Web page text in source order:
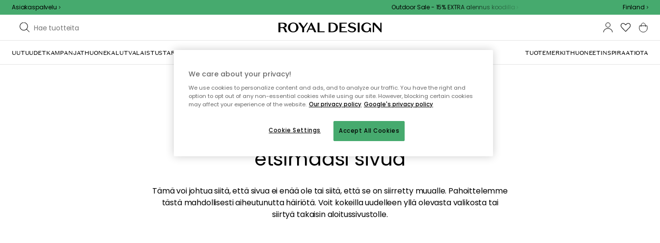
Asiakaspalvelu Outdoor Sale - 15% EXTRA alennus koodilla Finland
UUTUUDETKAMPANJATHUONEKALUTVALAISTUSTARJOILU JA KATTAUSSISUSTUSTEKSTIILIT & MATOTKEITTIÖSÄILYTYSULKOKALUSTEET TUOTEMERKITHUONEETINSPIRAATIOTA
Emme valitettavasti löydä
etsimääsi sivua
Tämä voi johtua siitä, että sivua ei enää ole tai siitä, että se on siirretty muualle. Pahoittelemme
tästä mahdollisesti aiheutunutta häiriötä. Voit kokeilla uudelleen yllä olevasta valikosta tai
siirtyä takaisin aloitussivustolle.
We care about your privacy!
We use cookies to personalize content and ads, and to analyze our traffic. You have the right and
option to opt out of any non-essential cookies while using our site. However, blocking certain cookies
may affect your experience of the website. Our privacy policy Google's privacy policy
Accept All Cookies
Cookie Settings